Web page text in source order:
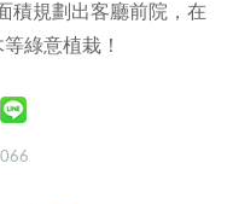
積規劃出客廳前院，在
綠意植栽！